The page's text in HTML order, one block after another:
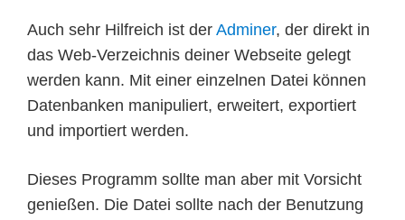
Auch sehr Hilfreich ist der Adminer, der direkt in
das Web-Verzeichnis deiner Webseite gelegt
werden kann. Mit einer einzelnen Datei können
Datenbanken manipuliert, erweitert, exportiert
und importiert werden.
Dieses Programm sollte man aber mit Vorsicht
genießen. Die Datei sollte nach der Benutzung